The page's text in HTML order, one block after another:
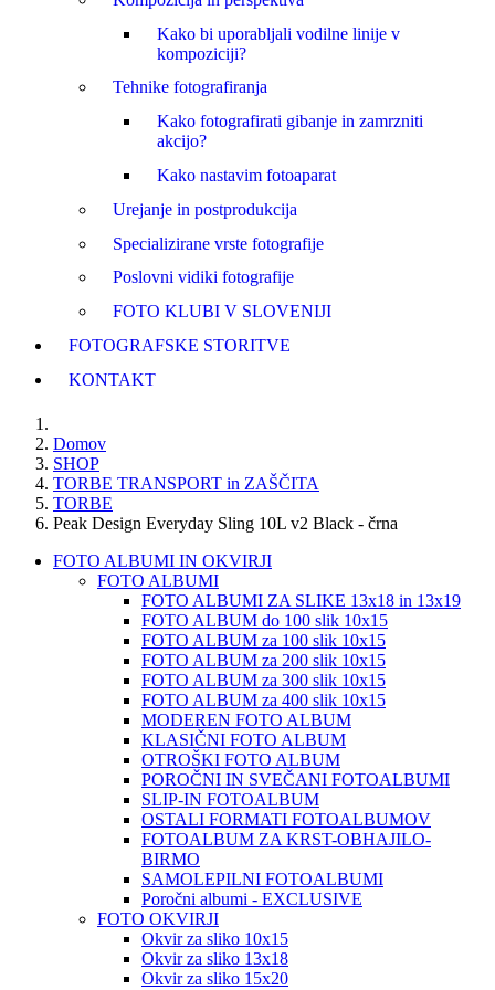
Kako bi uporabljali vodilne linije v
kompoziciji?
Tehnike fotografiranja
Kako fotografirati gibanje in zamrzniti
akcijo?
Kako nastavim fotoaparat
Urejanje in postprodukcija
Specializirane vrste fotografije
Poslovni vidiki fotografije
FOTO KLUBI V SLOVENIJI
FOTOGRAFSKE STORITVE
KONTAKT
Domov
SHOP
TORBE TRANSPORT in ZAŠČITA
TORBE
Peak Design Everyday Sling 10L v2 Black - črna
FOTO ALBUMI IN OKVIRJI
FOTO ALBUMI
FOTO ALBUMI ZA SLIKE 13x18 in 13x19
FOTO ALBUM do 100 slik 10x15
FOTO ALBUM za 100 slik 10x15
FOTO ALBUM za 200 slik 10x15
FOTO ALBUM za 300 slik 10x15
FOTO ALBUM za 400 slik 10x15
MODEREN FOTO ALBUM
KLASIČNI FOTO ALBUM
OTROŠKI FOTO ALBUM
POROČNI IN SVEČANI FOTOALBUMI
SLIP-IN FOTOALBUM
OSTALI FORMATI FOTOALBUMOV
FOTOALBUM ZA KRST-OBHAJILO-
BIRMO
SAMOLEPILNI FOTOALBUMI
Poročni albumi - EXCLUSIVE
FOTO OKVIRJI
Okvir za sliko 10x15
Okvir za sliko 13x18
Okvir za sliko 15x20